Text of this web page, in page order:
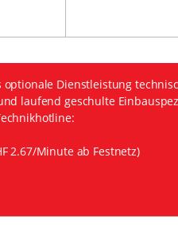
optionale Dienstleistung
laufend geschulte
2.67/Minute ab Festnetz)